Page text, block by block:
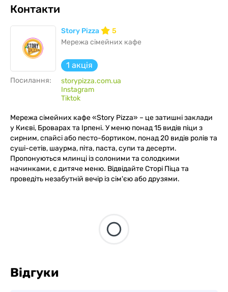
Контакти
Story Pizza
5
Мережа сімейних кафе
1 акція
Посилання:
storypizza.com.ua
Instagram
Tiktok
Мережа сімейних кафе «Story Pizza» – це затишні заклади
у Києві, Броварах та Ірпені. У меню понад 15 видів піци з
сирним, спайсі або песто-бортиком, понад 20 видів ролів та
суші-сетів, шаурма, піта, паста, супи та десерти.
Пропонуються млинці із солоними та солодкими
начинками, є дитяче меню. Відвідайте Сторі Піца та
проведіть незабутній вечір із сім'єю або друзями.
Відгуки